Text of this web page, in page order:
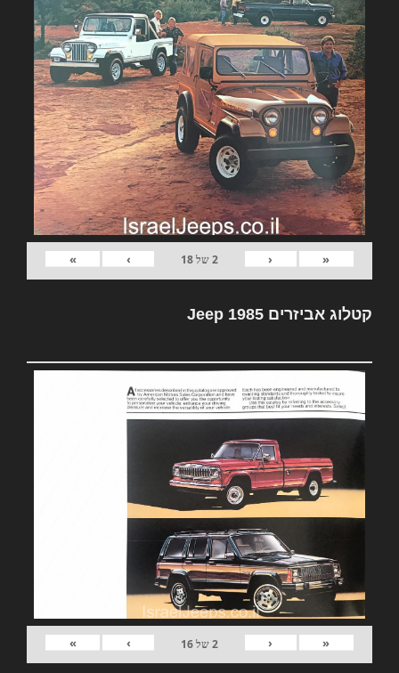
«
‹
2של18
›
»
קטלוג אביזרים Jeep 1985
«
‹
2של16
›
»